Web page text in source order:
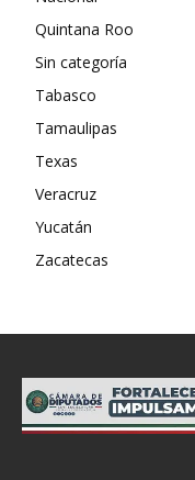
Quintana Roo
Sin categoría
Tabasco
Tamaulipas
Texas
Veracruz
Yucatán
Zacatecas